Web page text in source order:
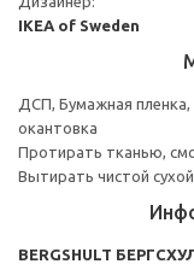
IKEA of Sweden
ДСП, Бумажная пленка,
окантовка
Протирать тканью,
Вытирать чистой
BERGSHULT